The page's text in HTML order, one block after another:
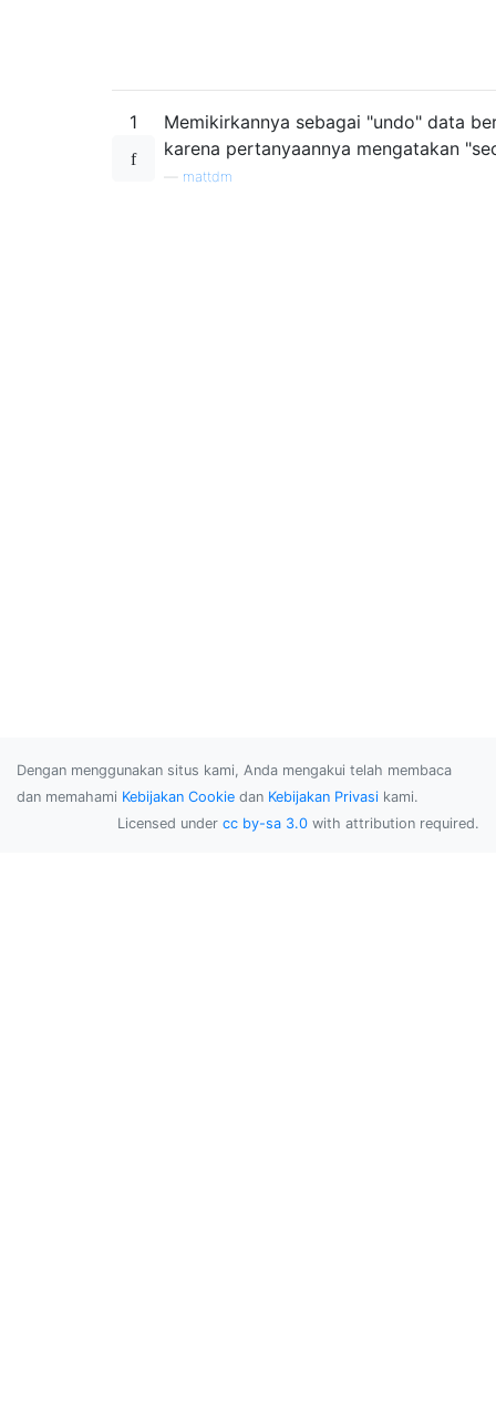
1
Memikirkannya sebagai "undo" data
karena pertanyaannya mengatakan
mattdm
Dengan menggunakan situs kami, Anda mengakui telah membaca
dan memahami Kebijakan Cookie dan Kebijakan Privasi kami.
Licensed under cc by-sa 3.0 with attribution required.